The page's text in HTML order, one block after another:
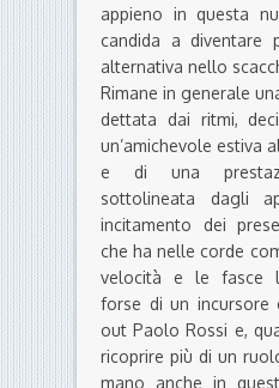
appieno in questa
candida a diventare
alternativa nello
Rimane in generale
dettata dai ritmi,
un’amichevole estiva
e di una
sottolineata dagli
incitamento dei
che ha nelle corde
velocità e le fasce
forse di un incursore
out Paolo Rossi e,
ricoprire più di un
mano anche in